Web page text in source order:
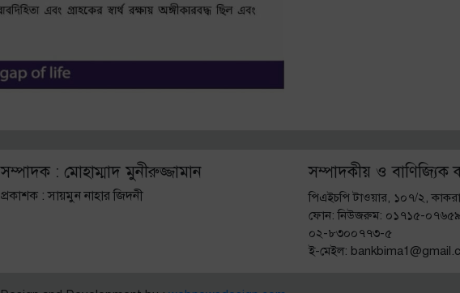
সম্পাদক : মোহাম্মাদ মুনীরুজ্জামান
প্রকাশক : সায়মুন নাহার জিদনী
সম্পাদকীয় ও বাণিজ্যিক
পিএইচপি টাওয়ার, ১০৭/২,
ফোন: নিউজরুম: ০১৭১৫-
০২-৮৩০০৭৭৩-৫
ই-মেইল: